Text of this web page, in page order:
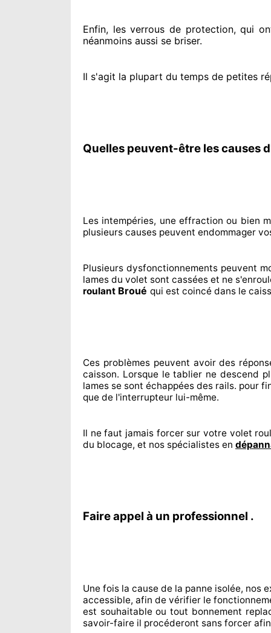
Enfin, les verrous de protection, qui
néanmoins aussi se briser.
Il s'agit la plupart du temps de petites
Quelles peuvent-être les causes
Les intempéries, une effraction ou bien
plusieurs causes peuvent endommager
Plusieurs dysfonctionnements peuvent
lames du volet sont cassées et ne
roulant Broué qui est coincé dans le
Ces problèmes peuvent avoir des
caisson. Lorsque le tablier ne descend
lames se sont échappées des rails. pour
que de l'interrupteur lui-même.
Il ne faut jamais forcer sur votre volet
du blocage, et nos spécialistes en
Faire appel à un professionnel .
Une fois la cause de la panne isolée, nos
accessible, afin de vérifier le
est souhaitableou tout bonnement
savoir-faire il procéderont sans forcer